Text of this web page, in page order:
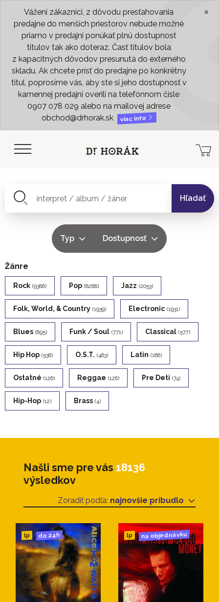
Vážení zákazníci, z dôvodu presťahovania
predajne do menších priestorov nebude možné
priamo v predajni ponúkať plnú dostupnosť
titulov tak ako doteraz. Časť titulov bola
z kapacitných dôvodov presunutá do externého
skladu. Ak chcete prísť do predajne po konkrétny
titul, poprosíme vás, aby ste si jeho dostupnosť v
kamennej predajni overili na telefónnom čísle
0907 078 029 alebo na mailovej adrese
obchod@drhorak.sk
viac info
×
Hľadať
Typ Dostupnosť
Žánre
Rock (9386) Pop (8288) Jazz (2053)
Folk, World, & Country (1939) Electronic (1931)
Blues (895) Funk / Soul (771) Classical (577)
Hip Hop (536) O.s.t. (463) Latin (188)
Ostatné (126) Reggae (126) Pre Deti (74)
Hip-Hop (12) Brass (4)
Našli sme pre vás 18136
výsledkov
Zoradiť podľa: najnovšie pribudlo
lp do 24h lp na objednávku